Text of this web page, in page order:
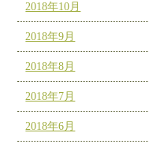
2018年10月
2018年9月
2018年8月
2018年7月
2018年6月